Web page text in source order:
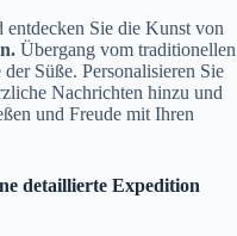
Sie die Kunst von
Übergang vom traditionellen
Süße. Personalisieren Sie
Nachrichten hinzu und
und Freude mit Ihren
detaillierte Expedition